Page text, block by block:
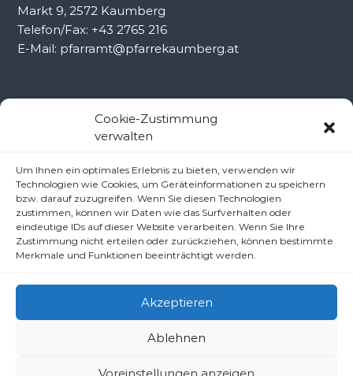
Cookie-Zustimmung
verwalten
Um Ihnen ein optimales Erlebnis zu bieten, verwenden wir
Technologien wie Cookies, um Geräteinformationen zu speichern
bzw. darauf zuzugreifen. Wenn Sie diesen Technologien
zustimmen, können wir Daten wie das Surfverhalten oder
eindeutige IDs auf dieser Website verarbeiten. Wenn Sie Ihre
Zustimmung nicht erteilen oder zurückziehen, können bestimmte
Merkmale und Funktionen beeinträchtigt werden.
Akzeptieren
Ablehnen
Voreinstellungen anzeigen
Markt 9, 2572 Kaumberg
Telefon/Fax: +43 2765 216
E-Mail: pfarramt@pfarrekaumberg.at
Kontakt Ramsau
Pfarrer Dr. Slavomír Dlugoš
Oberdörfl 8, 3172 Ramsau
Telefon: +43 2764 8240
E-Mail: pfarre.ramsau@gmx.at
Pfarren unter derAraburg